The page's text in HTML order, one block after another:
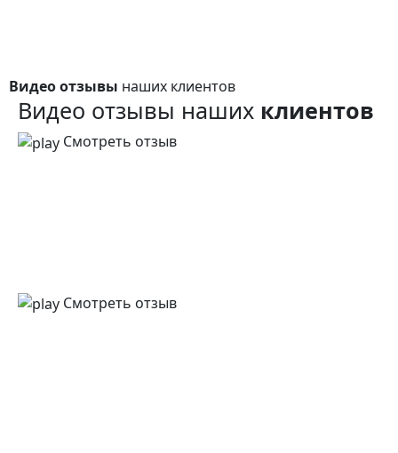
Видео отзывы наших клиентов
Видео отзывы наших клиентов
Смотреть отзыв
Смотреть отзыв